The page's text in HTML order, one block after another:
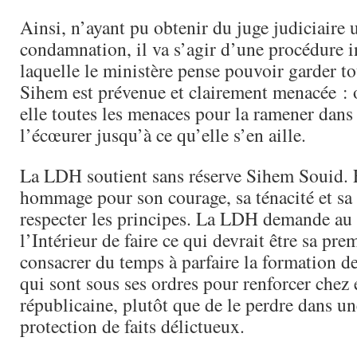
Ainsi, n’ayant pu obtenir du juge judiciaire
condamnation, il va s’agir d’une procédure
laquelle le ministère pense pouvoir garder
Sihem est prévenue et clairement menacée :
elle toutes les menaces pour la ramener
l’écœurer jusqu’à ce qu’elle s’en aille.
La LDH soutient sans réserve Sihem
hommage pour son courage, sa ténacité et
respecter les principes. La LDH demande
l’Intérieur de faire ce qui devrait être sa
consacrer du temps à parfaire la formation
qui sont sous ses ordres pour renforcer
républicaine, plutôt que de le perdre dans
protection de faits délictueux.